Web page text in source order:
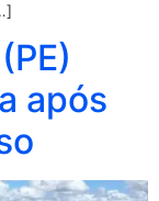
após